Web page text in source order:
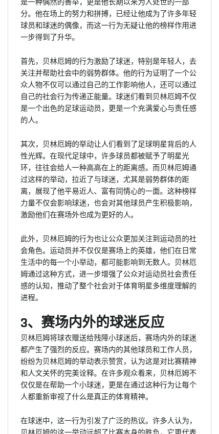
分。他在场上的努力和拼搏，已经让他成为了许多年轻
球员和球迷的偶像，而这一行为无疑让他的榜样作用进
一步得到了升华。
首先，贝林厄姆的行为激励了球迷，特别是年轻人，去
关注并帮助社会中的弱势群体。他的行为证明了一个公
众人物不仅可以通过自己的工作影响他人，还可以通过
自己的社会行为传递正能量。球迷们看到贝林厄姆不仅
是一个出色的足球运动员，更是一个充满爱心与责任感
的人。
其次，贝林厄姆的举动让人们看到了足球明星背后的人
性光辉。在现代足球中，许多球员都被赋予了明星光
环，往往会给人一种高高在上的距离感。而贝林厄姆通
过这样的举动，拉近了与球迷，尤其是弱势群体的距
离，展现了他平易近人、富有同情心的一面。这种榜样
力量不仅会影响球迷，也会对其他球员产生积极影响，
激励他们在赛场外也成为更好的人。
此外，贝林厄姆的行为也让公众更加关注到运动员的社
会角色。运动员并不仅仅是赛场上的英雄，他们在日常
生活中的每一个小举动，都可能影响到无数人。贝林厄
姆通过这种方式，进一步增强了公众对运动员社会责任
感的认知，推动了整个社会对于体育明星多维度理解的
进程。
3、赛场内外的球迷反应
贝林厄姆将球衣赠送给残障小球迷后，赛场内外的球迷
都产生了强烈的反应。赛场内的其他球员和工作人员，
纷纷为贝林厄姆的举动表示赞赏，认为这是对比赛精神
和人文关怀的完美诠释。在许多观众看来，贝林厄姆不
仅仅是在帮助一个小球迷，更是在通过这种行为让每个
人都重新审视了什么是真正的体育精神。
在球迷中，这一行为引发了广泛的热议。许多人认为，
贝林厄姆的这一举动远超了比赛本身的胜负，它更代表